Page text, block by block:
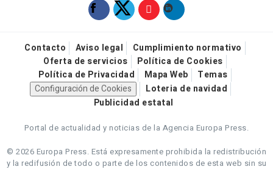
Contacto Aviso legal
Cumplimiento normativo
Oferta de servicios
Política de Cookies
Política de Privacidad
Mapa Web
Temas
Configuración de Cookies
Loteria de navidad
Publicidad estatal
Portal de actualidad y noticias de la Agencia Europa Press.
© 2026 Europa Press. Está expresamente prohibida la redistribución
y la redifusión de todo o parte de los contenidos de esta web sin su